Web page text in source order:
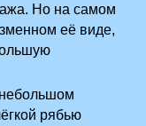
Но на самом
её виде,
рябью